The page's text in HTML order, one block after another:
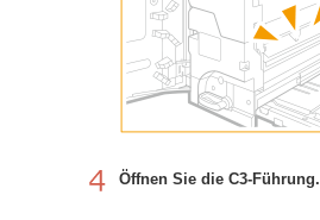
Öffnen Sie die C3-Führung.